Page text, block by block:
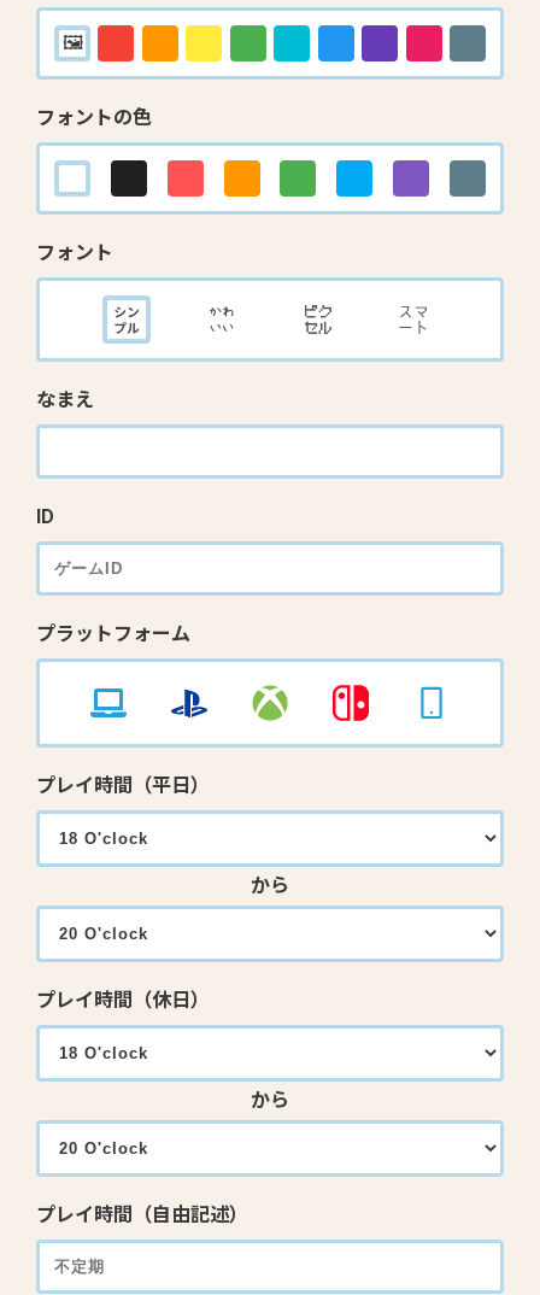
フォントの色
フォント
なまえ
ID
プラットフォーム
プレイ時間（平日）
から
プレイ時間（休日）
から
プレイ時間（自由記述）